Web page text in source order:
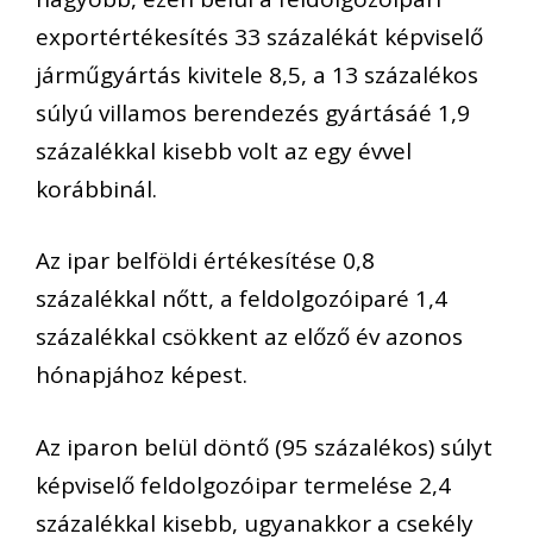
exportértékesítés 33 százalékát képviselő
járműgyártás kivitele 8,5, a 13 százalékos
súlyú villamos berendezés gyártásáé 1,9
százalékkal kisebb volt az egy évvel
korábbinál.
Az ipar belföldi értékesítése 0,8
százalékkal nőtt, a feldolgozóiparé 1,4
százalékkal csökkent az előző év azonos
hónapjához képest.
Az iparon belül döntő (95 százalékos) súlyt
képviselő feldolgozóipar termelése 2,4
százalékkal kisebb, ugyanakkor a csekély